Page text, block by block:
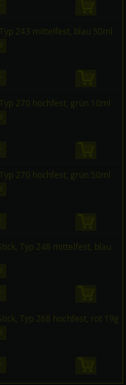
243 mittelfest, blau 50ml
270 hochfest, grün 10ml
270 hochfest, grün 50ml
Typ 248 mittelfest, blau
Typ 268 hochfest, rot 19g